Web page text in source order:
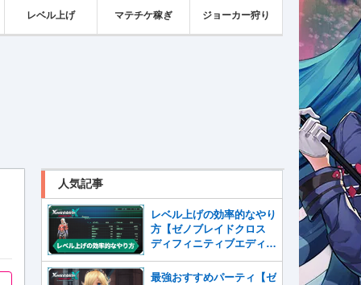
レベル上げ マテチケ稼ぎ ジョーカー狩り
人気記事
レベル上げの効率的なやり
方【ゼノブレイドクロス
ディフィニティブエディシ
ョン】
最強おすすめパーティ【ゼ